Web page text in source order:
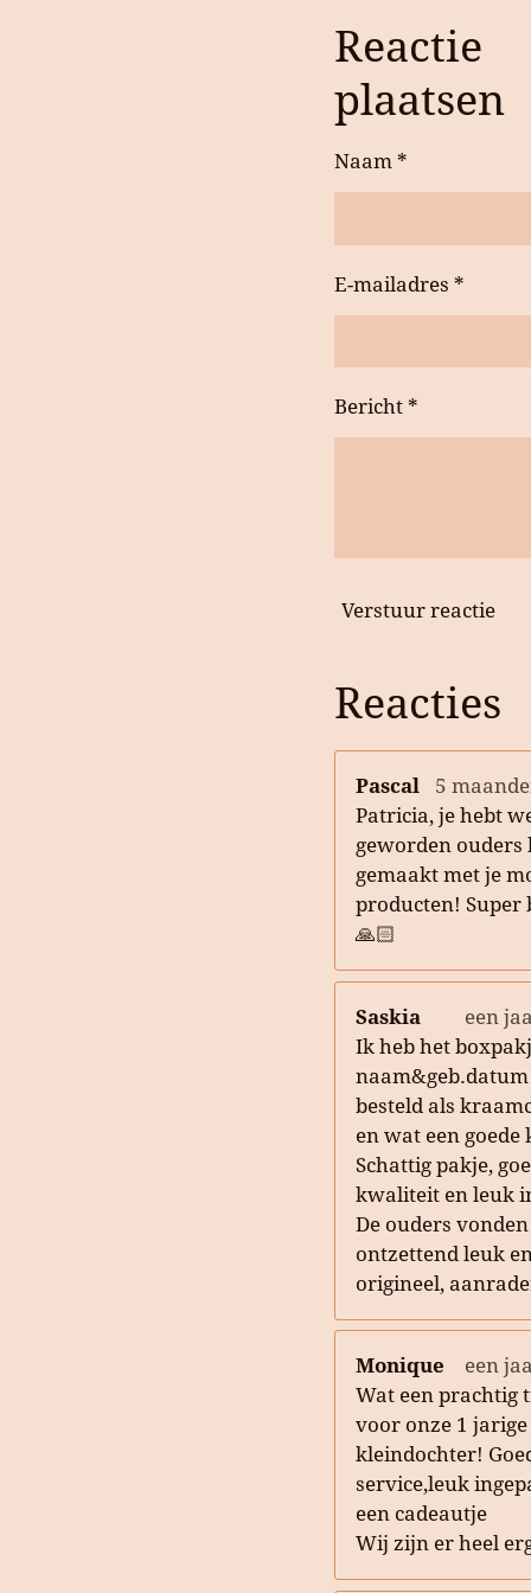
Reactie
plaatsen
Naam *
E-mailadres *
Bericht *
Verstuur reactie
Reacties
Pascal
5
Patricia, je hebt
geworden ouders
gemaakt met je
producten! Super
🙏🏻
Saskia
een
Ik heb het
besteld als
en wat een goede
Schattig pakje,
kwaliteit en leuk
De ouders
ontzettend leuk
origineel,
Monique
een
Wat een prachtig
voor onze 1 jarige
kleindochter!
service,leuk
een cadeautje
Wij zijn er heel